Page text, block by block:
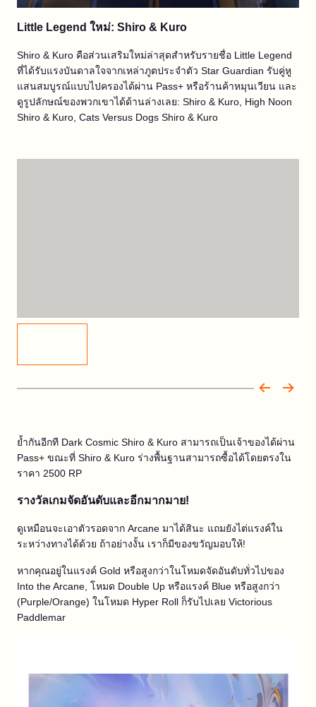
Little Legend ใหม่: Shiro & Kuro
Shiro & Kuro คือส่วนเสริมใหม่ล่าสุดสำหรับรายชื่อ Little Legend
ที่ได้รับแรงบันดาลใจจากเหล่าภูตประจำตัว Star Guardian รับคู่หู
แสนสมบูรณ์แบบไปครองได้ผ่าน Pass+ หรือร้านค้าหมุนเวียน และ
ดูรูปลักษณ์ของพวกเขาได้ด้านล่างเลย: Shiro & Kuro, High Noon
Shiro & Kuro, Cats Versus Dogs Shiro & Kuro
ย้ำกันอีกที Dark Cosmic Shiro & Kuro สามารถเป็นเจ้าของได้ผ่าน
Pass+ ขณะที่ Shiro & Kuro ร่างพื้นฐานสามารถซื้อได้โดยตรงใน
ราคา 2500 RP
รางวัลเกมจัดอันดับและอีกมากมาย!
ดูเหมือนจะเอาตัวรอดจาก Arcane มาได้สินะ แถมยังไต่แรงค์ใน
ระหว่างทางได้ด้วย ถ้าอย่างงั้น เราก็มีของขวัญมอบให้!
หากคุณอยู่ในแรงค์ Gold หรือสูงกว่าในโหมดจัดอันดับทั่วไปของ
Into the Arcane, โหมด Double Up หรือแรงค์ Blue หรือสูงกว่า
(Purple/Orange) ในโหมด Hyper Roll ก็รับไปเลย Victorious
Paddlemar